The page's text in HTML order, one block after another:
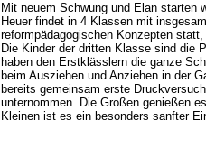
Mit neuem Schwung und Elan starten
Heuer findet in 4 Klassen mit
reformpädagogischen Konzepten
Die Kinder der dritten Klasse sind die
haben den Erstklässlern die ganze
beim Ausziehen und Anziehen in der
bereits gemeinsam erste
unternommen. Die Großen genießen
Kleinen ist es ein besonders sanfter